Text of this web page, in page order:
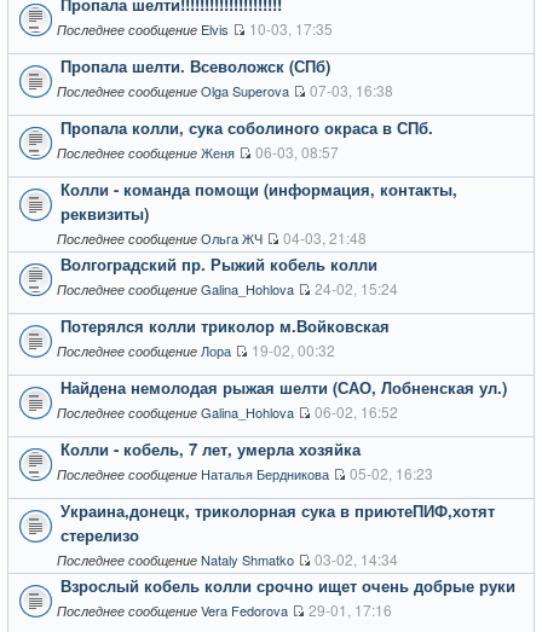
Последнее сообщение Elvis 10-03, 17:35
Пропала шелти. Всеволожск (СПб)
Последнее сообщение Olga Superova 07-03, 16:38
Пропала колли, сука соболиного окраса в СПб.
Последнее сообщение Женя 06-03, 08:57
Колли - команда помощи (информация, контакты,
реквизиты)
Последнее сообщение Ольга ЖЧ 04-03, 21:48
Волгоградский пр. Рыжий кобель колли
Последнее сообщение Galina_Hohlova 24-02, 15:24
Потерялся колли триколор м.Войковская
Последнее сообщение Лора 19-02, 00:32
Найдена немолодая рыжая шелти (САО, Лобненская ул.)
Последнее сообщение Galina_Hohlova 06-02, 16:52
Колли - кобель, 7 лет, умерла хозяйка
Последнее сообщение Наталья Бердникова 05-02, 16:23
Украина,донецк, триколорная сука в приютеПИФ,хотят
стерелизо
Последнее сообщение Nataly Shmatko 03-02, 14:34
Взрослый кобель колли срочно ищет очень добрые руки
Последнее сообщение Vera Fedorova 29-01, 17:16